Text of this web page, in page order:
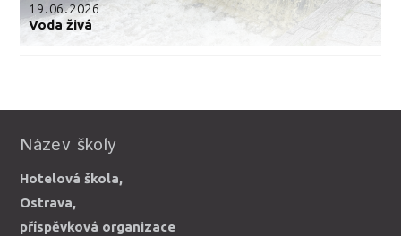
19.06.2026
Voda živá
Název školy
Hotelová škola,
Ostrava,
příspěvková organizace